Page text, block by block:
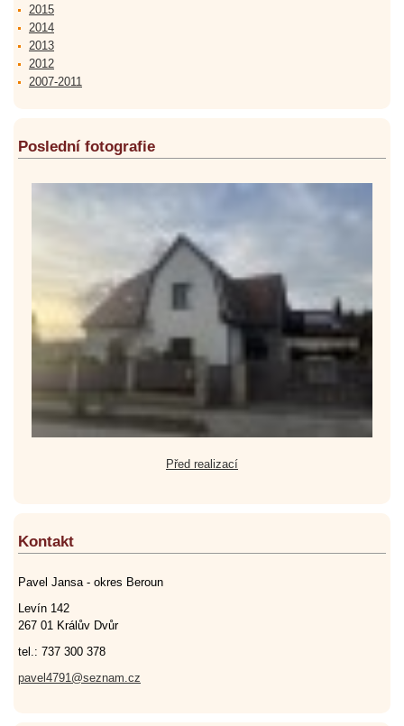
2015
2014
2013
2012
2007-2011
Poslední fotografie
Před realizací
Kontakt
Pavel Jansa - okres Beroun
Levín 142
267 01 Králův Dvůr
tel.: 737 300 378
pavel4791@seznam.cz